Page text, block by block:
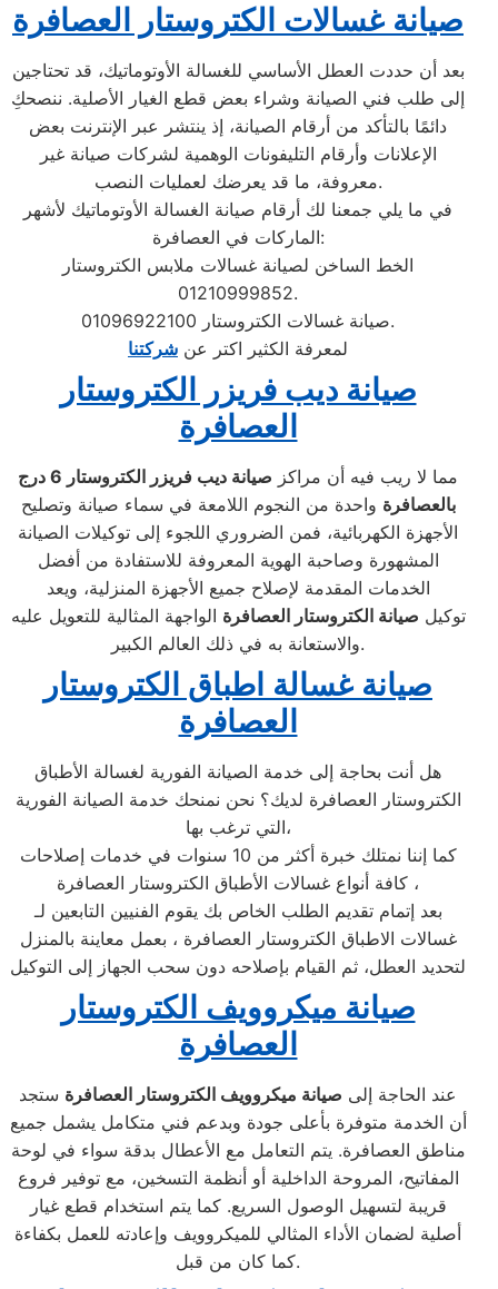
صيانة غسالات الكتروستار العصافرة
بعد أن حددت العطل الأساسي للغسالة الأوتوماتيك، قد تحتاجين
إلى طلب فني الصيانة وشراء بعض قطع الغيار الأصلية. ننصحكِ
دائمًا بالتأكد من أرقام الصيانة، إذ ينتشر عبر الإنترنت بعض
الإعلانات وأرقام التليفونات الوهمية لشركات صيانة غير
معروفة، ما قد يعرضك لعمليات النصب.
في ما يلي جمعنا لك أرقام صيانة الغسالة الأوتوماتيك لأشهر
الماركات في العصافرة:
الخط الساخن لصيانة غسالات ملابس الكتروستار
01210999852.
صيانة غسالات الكتروستار 01096922100.
لمعرفة الكثير اكتر عن شركتنا
صيانة ديب فريزر الكتروستار
العصافرة
مما لا ريب فيه أن مراكز صيانة ديب فريزر الكتروستار
6 درج
بالعصافرة واحدة من النجوم اللامعة في سماء صيانة وتصليح
الأجهزة الكهربائية، فمن الضروري اللجوء إلى توكيلات الصيانة
المشهورة وصاحبة الهوية المعروفة للاستفادة من أفضل
الخدمات المقدمة لإصلاح جميع الأجهزة المنزلية، ويعد
توكيل صيانة الكتروستار العصافرة الواجهة المثالية للتعويل عليه
والاستعانة به في ذلك العالم الكبير.
صيانة غسالة اطباق الكتروستار
العصافرة
هل أنت بحاجة إلى خدمة الصيانة الفورية لغسالة الأطباق
الكتروستار العصافرة لديك؟ نحن نمنحك خدمة الصيانة الفورية
التي ترغب بها،
كما إننا نمتلك خبرة أكثر من 10 سنوات في خدمات إصلاحات
كافة أنواع غسالات الأطباق الكتروستار العصافرة ،
بعد إتمام تقديم الطلب الخاص بك يقوم الفنيين التابعين لـ
غسالات الاطباق الكتروستار العصافرة ، بعمل معاينة بالمنزل
لتحديد العطل، ثم القيام بإصلاحه دون سحب الجهاز إلى التوكيل
صيانة ميكروويف الكتروستار
العصافرة
عند الحاجة إلى صيانة ميكروويف الكتروستار العصافرة ستجد
أن الخدمة متوفرة بأعلى جودة وبدعم فني متكامل يشمل جميع
مناطق العصافرة. يتم التعامل مع الأعطال بدقة سواء في لوحة
المفاتيح، المروحة الداخلية أو أنظمة التسخين، مع توفير فروع
قريبة لتسهيل الوصول السريع. كما يتم استخدام قطع غيار
أصلية لضمان الأداء المثالي للميكروويف وإعادته للعمل بكفاءة
كما كان من قبل.